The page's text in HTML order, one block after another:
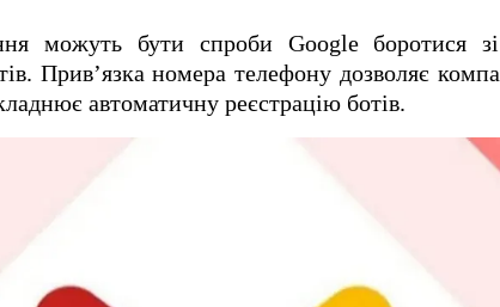
можуть бути спроби Google боротися
Прив’язка номера телефону дозволяє
автоматичну реєстрацію ботів.